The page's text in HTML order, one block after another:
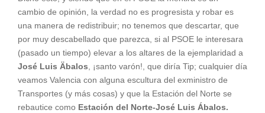
cambio de opinión, la verdad no es progresista y robar es
una manera de redistribuir; no tenemos que descartar, que
por muy descabellado que parezca, si al PSOE le interesara
(pasado un tiempo) elevar a los altares de la ejemplaridad a
José Luis Äbalos , ¡santo varón!, que diría Tip; cualquier día
veamos Valencia con alguna escultura del exministro de
Transportes (y más cosas) y que la Estación del Norte se
rebautice como Estación del Norte-José Luis Ábalos.